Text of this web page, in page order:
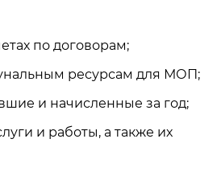
по договорам;
ресурсам для МОП;
и начисленные за год;
и работы, а также их